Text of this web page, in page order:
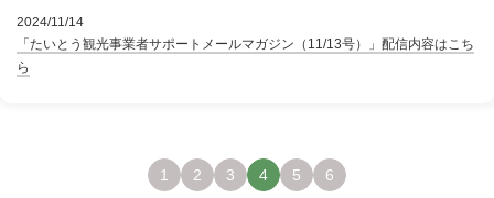
2024/11/14
「たいとう観光事業者サポートメールマガジン（11/13号）」配信内容はこち
ら
1 2 3 4 5 6